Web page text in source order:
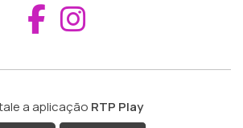
Aceder ao
a aplicação RTP Play